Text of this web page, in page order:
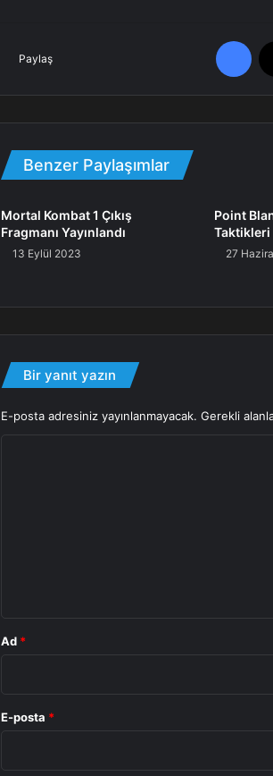
Paylaş
Benzer Paylaşımlar
Mortal Kombat 1 Çıkış
Fragmanı Yayınlandı
13 Eylül 2023
Point
Taktikleri
27
Bir yanıt yazın
E-posta adresiniz yayınlanmayacak. Gerekli
Ad *
E-posta *